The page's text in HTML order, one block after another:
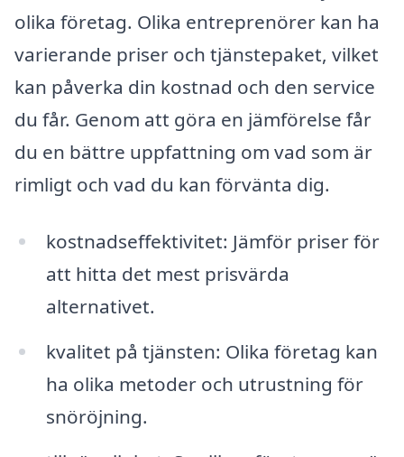
olika företag. Olika entreprenörer kan ha
varierande priser och tjänstepaket, vilket
kan påverka din kostnad och den service
du får. Genom att göra en jämförelse får
du en bättre uppfattning om vad som är
rimligt och vad du kan förvänta dig.
kostnadseffektivitet: Jämför priser för
att hitta det mest prisvärda
alternativet.
kvalitet på tjänsten: Olika företag kan
ha olika metoder och utrustning för
snöröjning.